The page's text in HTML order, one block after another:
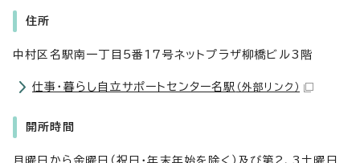
住所
中村区名駅南一丁目5番17号ネットプラザ柳橋ビル3階
仕事・暮らし自立サポートセンター名駅 （外部リンク）
開所時間
月曜日から金曜日（祝日・年末年始を除く）及び第2、3土曜日